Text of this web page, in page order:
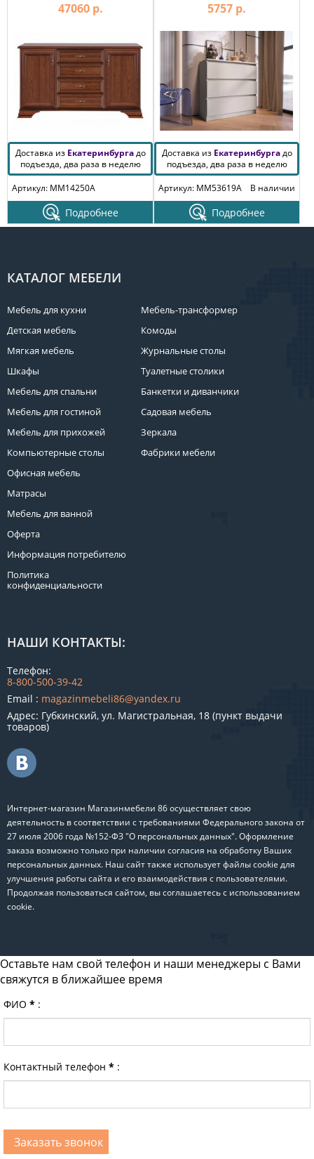
47060 р.
Доставка из Екатеринбургадо
подъезда, два раза в неделю
Артикул: MM14250A
Подробнее
5757 р.
Доставка из Екатеринбургадо
подъезда, два раза в неделю
Артикул: MM53619A
В наличии
Подробнее
КАТАЛОГ МЕБЕЛИ
Мебель для кухни
Детская мебель
Мягкая мебель
Шкафы
Мебель для спальни
Мебель для гостиной
Мебель для прихожей
Компьютерные столы
Офисная мебель
Матрасы
Мебель для ванной
Оферта
Информация потребителю
Политика
конфиденциальности
Мебель-трансформер
Комоды
Журнальные столы
Туалетные столики
Банкетки и диванчики
Садовая мебель
Зеркала
Фабрики мебели
НАШИ КОНТАКТЫ:
Телефон:
8-800-500-39-42
Email : magazinmebeli86@yandex.ru
Адрес: Губкинский, ул. Магистральная, 18 (пункт выдачи
товаров)
Интернет-магазин Магазинмебели 86 осуществляет свою
деятельность в соответствии с требованиями Федерального закона от
27 июля 2006 года №152-ФЗ "О персональных данных". Оформление
заказа возможно только при наличии согласия на обработку Ваших
персональных данных. Наш сайт также использует файлы cookie для
улучшения работы сайта и его взаимодействия с пользователями.
Продолжая пользоваться сайтом, вы соглашаетесь с использованием
cookie.
Оставьте нам свой телефон и наши менеджеры с Вами
свяжутся в ближайшее время
ФИО * :
Контактный телефон * :